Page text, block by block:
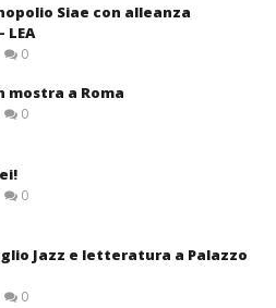
Siae con alleanza
LEA
0
mostra a Roma
0
0
Jazz e letteratura a Palazzo
0